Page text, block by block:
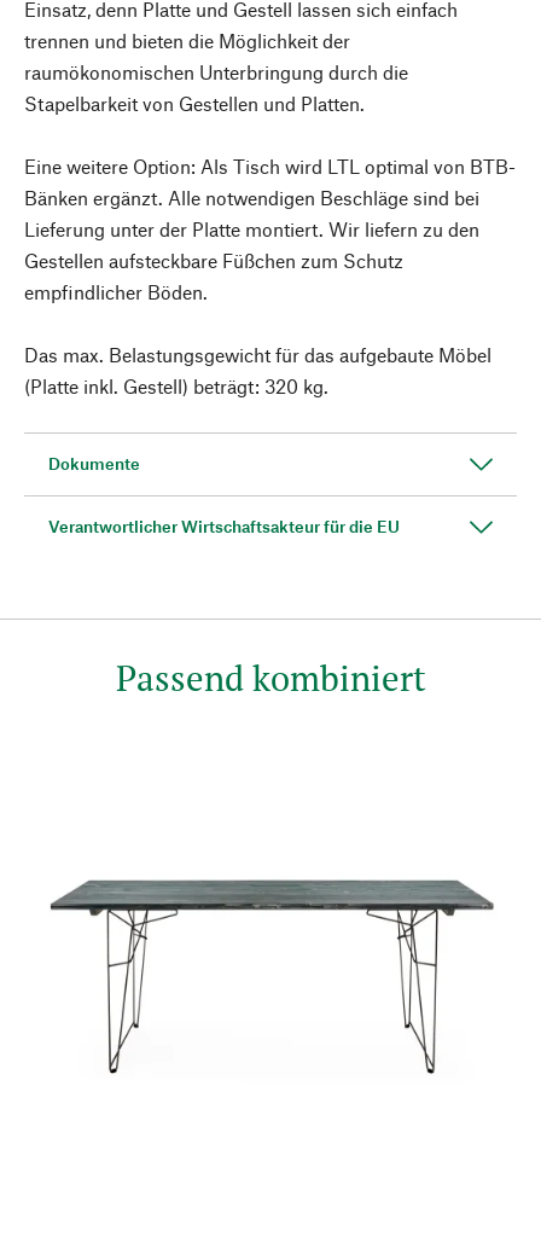
Einsatz, denn Platte und Gestell lassen sich einfach
trennen und bieten die Möglichkeit der
raumökonomischen Unterbringung durch die
Stapelbarkeit von Gestellen und Platten.
Eine weitere Option: Als Tisch wird LTL optimal von BTB-
Bänken ergänzt. Alle notwendigen Beschläge sind bei
Lieferung unter der Platte montiert. Wir liefern zu den
Gestellen aufsteckbare Füßchen zum Schutz
empfindlicher Böden.
Das max. Belastungsgewicht für das aufgebaute Möbel
(Platte inkl. Gestell) beträgt: 320 kg.
Dokumente
Verantwortlicher Wirtschaftsakteur für die EU
Passend kombiniert